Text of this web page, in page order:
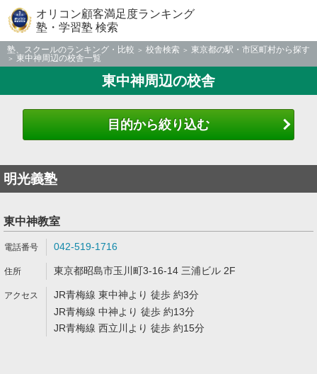
オリコン顧客満足度ランキング
塾・学習塾 検索
塾、スクールのランキング・比較 校舎検索
東京都の駅・市区町村から探す
東中神周辺の校舎一覧
東中神周辺の校舎
目的から絞り込む
明光義塾
東中神教室
042-519-1716
東京都昭島市玉川町3-16-14 三浦ビル 2F
JR青梅線 東中神より 徒歩 約3分
JR青梅線 中神より 徒歩 約13分
JR青梅線 西立川より 徒歩 約15分